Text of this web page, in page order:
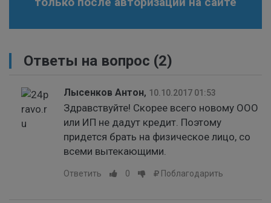
Ответы на вопрос (2)
Лысенков Антон, 10.10.2017 01:53
Здравствуйте! Скорее всего новому ООО
или ИП не дадут кредит. Поэтому
придется брать на физическое лицо, со
всеми вытекающими.
Ответить 0 Поблагодарить